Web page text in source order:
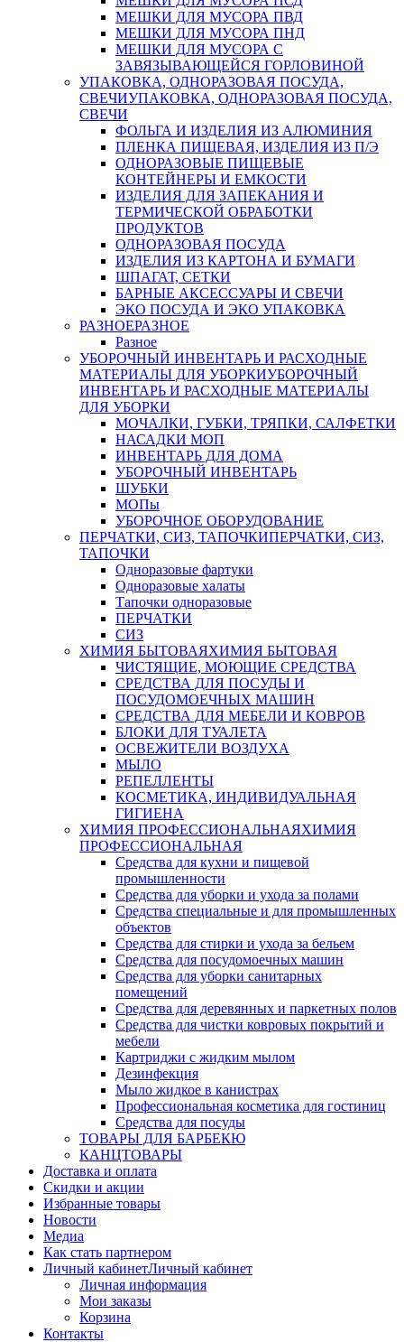
МЕШКИ ДЛЯ МУСОРА ПВД
МЕШКИ ДЛЯ МУСОРА ПНД
МЕШКИ ДЛЯ МУСОРА С
ЗАВЯЗЫВАЮЩЕЙСЯ ГОРЛОВИНОЙ
УПАКОВКА, ОДНОРАЗОВАЯ ПОСУДА,
СВЕЧИУПАКОВКА, ОДНОРАЗОВАЯ ПОСУДА,
СВЕЧИ
ФОЛЬГА И ИЗДЕЛИЯ ИЗ АЛЮМИНИЯ
ПЛЕНКА ПИЩЕВАЯ, ИЗДЕЛИЯ ИЗ П/Э
ОДНОРАЗОВЫЕ ПИЩЕВЫЕ
КОНТЕЙНЕРЫ И ЕМКОСТИ
ИЗДЕЛИЯ ДЛЯ ЗАПЕКАНИЯ И
ТЕРМИЧЕСКОЙ ОБРАБОТКИ
ПРОДУКТОВ
ОДНОРАЗОВАЯ ПОСУДА
ИЗДЕЛИЯ ИЗ КАРТОНА И БУМАГИ
ШПАГАТ, СЕТКИ
БАРНЫЕ АКСЕССУАРЫ И СВЕЧИ
ЭКО ПОСУДА И ЭКО УПАКОВКА
РАЗНОЕРАЗНОЕ
Разное
УБОРОЧНЫЙ ИНВЕНТАРЬ И РАСХОДНЫЕ
МАТЕРИАЛЫ ДЛЯ УБОРКИУБОРОЧНЫЙ
ИНВЕНТАРЬ И РАСХОДНЫЕ МАТЕРИАЛЫ
ДЛЯ УБОРКИ
МОЧАЛКИ, ГУБКИ, ТРЯПКИ, САЛФЕТКИ
НАСАДКИ МОП
ИНВЕНТАРЬ ДЛЯ ДОМА
УБОРОЧНЫЙ ИНВЕНТАРЬ
ШУБКИ
МОПы
УБОРОЧНОЕ ОБОРУДОВАНИЕ
ПЕРЧАТКИ, СИЗ, ТАПОЧКИПЕРЧАТКИ, СИЗ,
ТАПОЧКИ
Одноразовые фартуки
Одноразовые халаты
Тапочки одноразовые
ПЕРЧАТКИ
СИЗ
ХИМИЯ БЫТОВАЯХИМИЯ БЫТОВАЯ
ЧИСТЯЩИЕ, МОЮЩИЕ СРЕДСТВА
СРЕДСТВА ДЛЯ ПОСУДЫ И
ПОСУДОМОЕЧНЫХ МАШИН
СРЕДСТВА ДЛЯ МЕБЕЛИ И КОВРОВ
БЛОКИ ДЛЯ ТУАЛЕТА
ОСВЕЖИТЕЛИ ВОЗДУХА
МЫЛО
РЕПЕЛЛЕНТЫ
КОСМЕТИКА, ИНДИВИДУАЛЬНАЯ
ГИГИЕНА
ХИМИЯ ПРОФЕССИОНАЛЬНАЯХИМИЯ
ПРОФЕССИОНАЛЬНАЯ
Средства для кухни и пищевой
промышленности
Средства для уборки и ухода за полами
Средства специальные и для промышленных
объектов
Средства для стирки и ухода за бельем
Средства для посудомоечных машин
Средства для уборки санитарных
помещений
Средства для деревянных и паркетных полов
Средства для чистки ковровых покрытий и
мебели
Картриджи с жидким мылом
Дезинфекция
Мыло жидкое в канистрах
Профессиональная косметика для гостиниц
Средства для посуды
ТОВАРЫ ДЛЯ БАРБЕКЮ
КАНЦТОВАРЫ
Доставка и оплата
Скидки и акции
Избранные товары
Новости
Медиа
Как стать партнером
Личный кабинетЛичный кабинет
Личная информация
Мои заказы
Корзина
Контакты